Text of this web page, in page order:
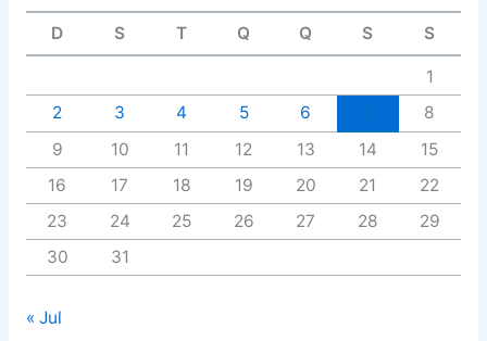
D S T Q Q S S
1
2
3 4 5 6
8
9
10 11 12 13 14
15
16
17 18 19 20 21
22
23
24 25 26 27 28
29
30
31
« Jul